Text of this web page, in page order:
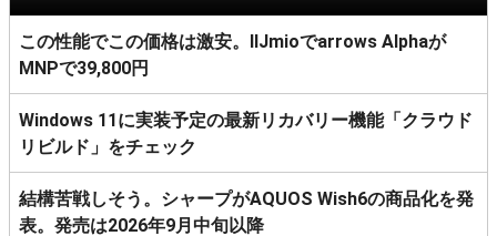
この性能でこの価格は激安。IIJmioでarrows Alphaが
MNPで39,800円
Windows 11に実装予定の最新リカバリー機能「クラウド
リビルド」をチェック
結構苦戦しそう。シャープがAQUOS Wish6の商品化を発
表。発売は2026年9月中旬以降